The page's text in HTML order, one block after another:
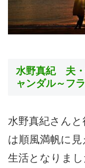
水野真紀 夫・
ャンダル～フ
水野真紀さん
は順風満帆に
生活となりまし